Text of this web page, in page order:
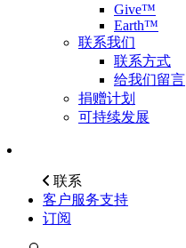
Give™
Earth™
联系我们
联系方式
给我们留言
捐赠计划
可持续发展
联系
客户服务支持
订阅